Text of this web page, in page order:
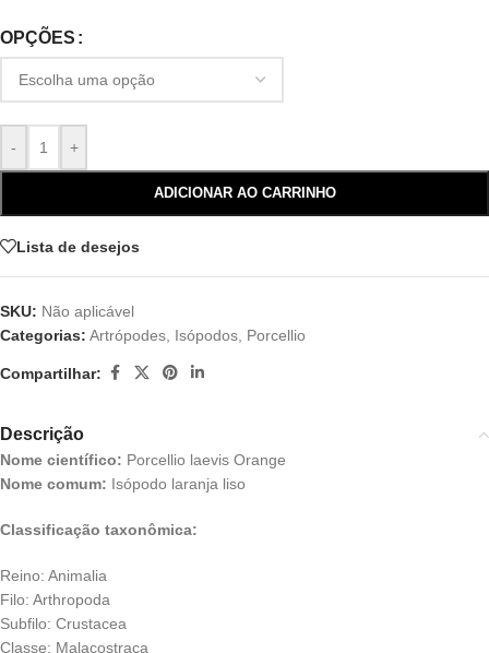
OPÇÕES
- +
ADICIONAR AO CARRINHO
Lista de desejos
SKU: Não aplicável
Categorias: Artrópodes Isópodos Porcellio
Compartilhar:
Descrição
Nome científico: Porcellio laevis Orange
Nome comum: Isópodo laranja liso
Classificação taxonômica:
Reino: Animalia
Filo: Arthropoda
Subfilo: Crustacea
Classe: Malacostraca